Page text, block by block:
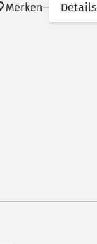
Merken Details